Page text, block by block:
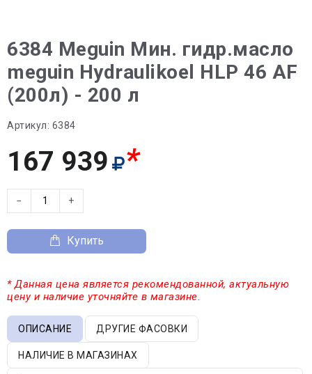
6384 Meguin Мин. гидр.масло
meguin Hydraulikoel HLP 46 AF
(200л) - 200 л
Артикул: 6384
167 939 *
− +
Купить
* Данная цена является рекомендованной, актуальную
цену и наличие уточняйте в магазине.
ОПИСАНИЕ ДРУГИЕ ФАСОВКИ
НАЛИЧИЕ В МАГАЗИНАХ